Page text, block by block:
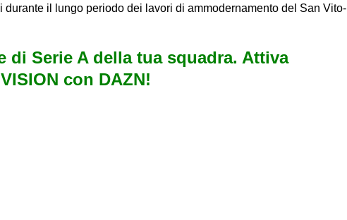
durante il lungo periodo dei lavori di ammodernamento del San Vito-
di Serie A della tua squadra. Attiva
con DAZN!